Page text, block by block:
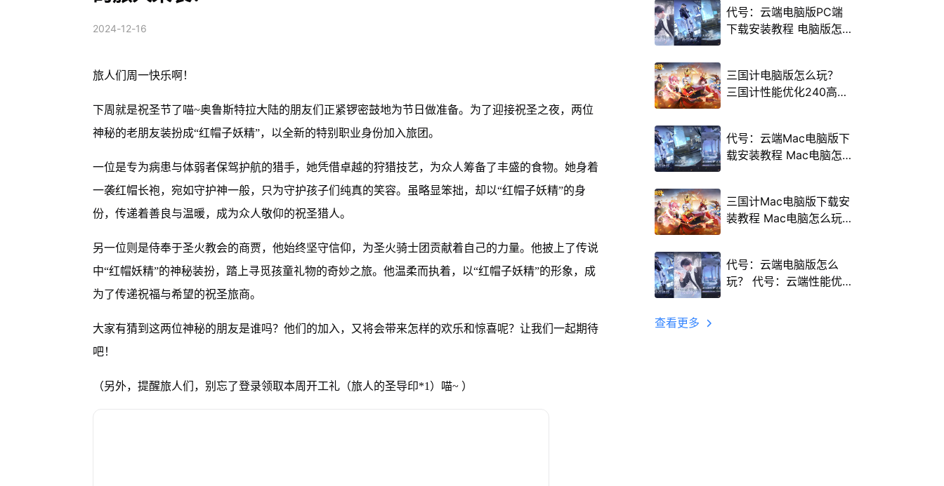
2024-12-16
旅人们周一快乐啊！
下周就是祝圣节了喵~奥鲁斯特拉大陆的朋友们正紧锣密鼓地为节日做准备。为了迎接祝圣之夜，两位
神秘的老朋友装扮成“红帽子妖精”，以全新的特别职业身份加入旅团。
一位是专为病患与体弱者保驾护航的猎手，她凭借卓越的狩猎技艺，为众人筹备了丰盛的食物。她身着
一袭红帽长袍，宛如守护神一般，只为守护孩子们纯真的笑容。虽略显笨拙，却以“红帽子妖精”的身
份，传递着善良与温暖，成为众人敬仰的祝圣猎人。
另一位则是侍奉于圣火教会的商贾，他始终坚守信仰，为圣火骑士团贡献着自己的力量。他披上了传说
中“红帽妖精”的神秘装扮，踏上寻觅孩童礼物的奇妙之旅。他温柔而执着，以“红帽子妖精”的形象，成
为了传递祝福与希望的祝圣旅商。
大家有猜到这两位神秘的朋友是谁吗？他们的加入，又将会带来怎样的欢乐和惊喜呢？让我们一起期待
吧！
（另外，提醒旅人们，别忘了登录领取本周开工礼（旅人的圣导印*1）喵~ ）
代号：云端电脑版PC端
下载安装教程 电脑版怎
三国计电脑版怎么玩？
三国计性能优化240高帧
代号：云端Mac电脑版下
载安装教程 Mac电脑怎
三国计Mac电脑版下载安
装教程 Mac电脑怎么玩
代号：云端电脑版怎么
玩？ 代号：云端性能优
查看更多